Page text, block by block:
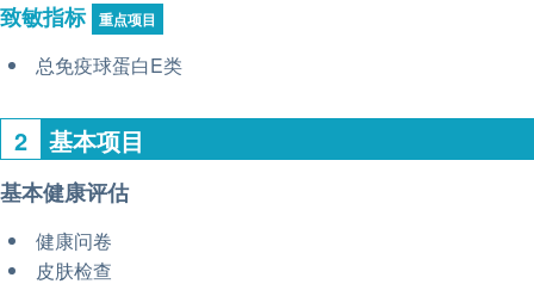
致敏指标 重点项目
总免疫球蛋白E类
2 基本项目
基本健康评估
健康问卷
皮肤检查